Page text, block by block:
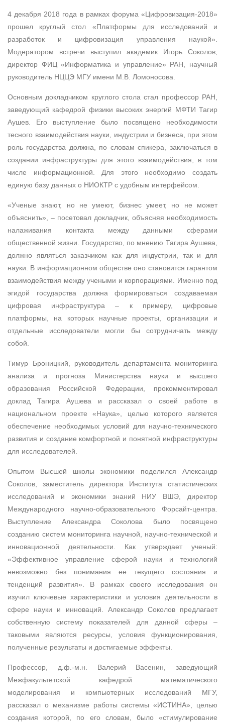
4 декабря 2018 года в рамках форума «Цифровизация-2018»
прошел круглый стол «Платформы для исследований и
разработок и цифровизация управления наукой».
Модератором встречи выступил академик Игорь Соколов,
директор ФИЦ «Информатика и управление» РАН, научный
руководитель НЦЦЭ МГУ имени М.В. Ломоносова.
Основным докладчиком круглого стола стал профессор РАН,
заведующий кафедрой физики высоких энергий МФТИ Тагир
Аушев. Его выступление было посвящено необходимости
тесного взаимодействия науки, индустрии и бизнеса, при этом
роль государства должна, по словам спикера, заключаться в
создании инфраструктуры для этого взаимодействия, в том
числе информационной. Для этого необходимо создать
единую базу данных о НИОКТР с удобным интерфейсом.
«Ученые знают, но не умеют, бизнес умеет, но не может
объяснить», – посетовал докладчик, объясняя необходимость
налаживания контакта между данными сферами
общественной жизни. Государство, по мнению Тагира Аушева,
должно являться заказчиком как для индустрии, так и для
науки. В информационном обществе оно становится гарантом
взаимодействия между учеными и корпорациями. Именно под
эгидой государства должна формироваться создаваемая
цифровая инфраструктура – к примеру, цифровые
платформы, на которых научные проекты, организации и
отдельные исследователи могли бы сотрудничать между
собой.
Тимур Броницкий, руководитель департамента мониторинга
анализа и прогноза Министерства науки и высшего
образования Российской Федерации, прокомментировал
доклад Тагира Аушева и рассказал о своей работе в
национальном проекте «Наука», целью которого является
обеспечение необходимых условий для научно-технического
развития и создание комфортной и понятной инфраструктуры
для исследователей.
Опытом Высшей школы экономики поделился Александр
Соколов, заместитель директора Института статистических
исследований и экономики знаний НИУ ВШЭ, директор
Международного научно-образовательного Форсайт-центра.
Выступление Александра Соколова было посвящено
созданию систем мониторинга научной, научно-технической и
инновационной деятельности. Как утверждает ученый:
«Эффективное управление сферой науки и технологий
невозможно без понимания ее текущего состояния и
тенденций развития». В рамках своего исследования он
изучил ключевые характеристики и условия деятельности в
сфере науки и инноваций. Александр Соколов предлагает
собственную систему показателей для данной сферы –
таковыми являются ресурсы, условия функционирования,
полученные результаты и достигаемые эффекты.
Профессор, д.ф.-м.н. Валерий Васенин, заведующий
Межфакультетской кафедрой математического
моделирования и компьютерных исследований МГУ,
рассказал о механизме работы системы «ИСТИНА», целью
создания которой, по его словам, было «стимулирование